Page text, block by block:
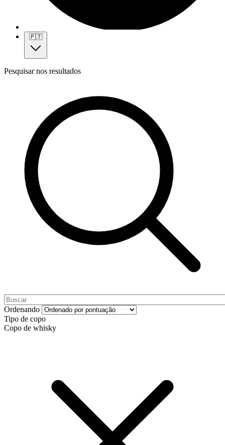
🇵🇹
Pesquisar nos resultados
Ordenando
Tipo de copo
Copo de whisky